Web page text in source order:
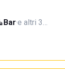
Bar·e altri 3…